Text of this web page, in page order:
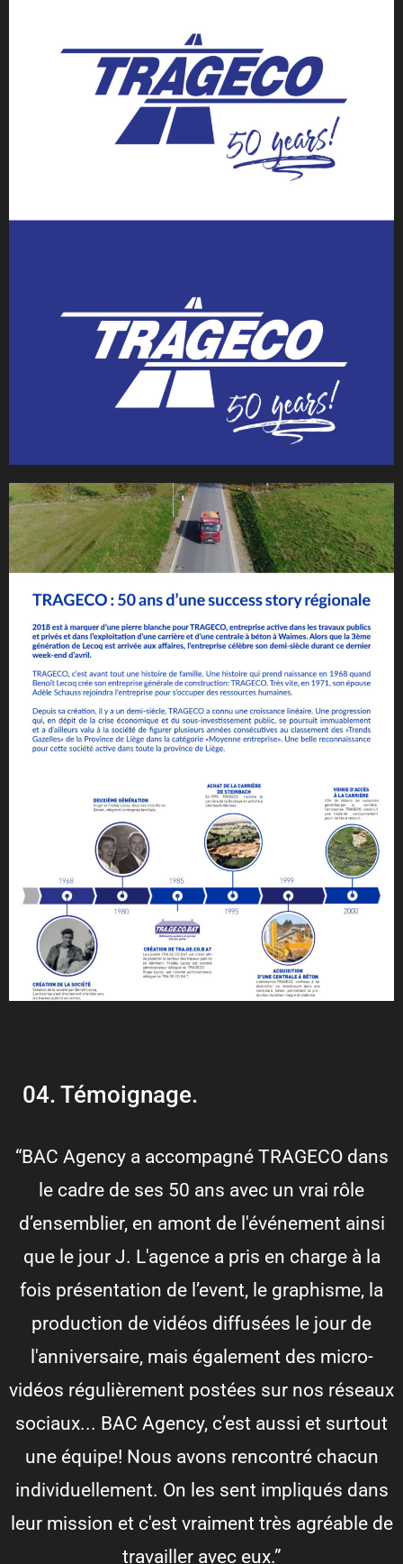
04. Témoignage.
“BAC Agency a accompagné TRAGECO dans
le cadre de ses 50 ans avec un vrai rôle
d’ensemblier, en amont de l'événement ainsi
que le jour J. L'agence a pris en charge à la
fois présentation de l’event, le graphisme, la
production de vidéos diffusées le jour de
l'anniversaire, mais également des micro-
vidéos régulièrement postées sur nos réseaux
sociaux... BAC Agency, c’est aussi et surtout
une équipe! Nous avons rencontré chacun
individuellement. On les sent impliqués dans
leur mission et c'est vraiment très agréable de
travailler avec eux.”